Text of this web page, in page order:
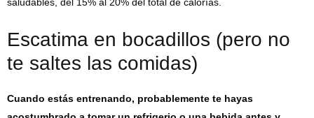
Escatima en bocadillos (pero no
te saltes las comidas)
Cuando estás entrenando, probablemente te hayas